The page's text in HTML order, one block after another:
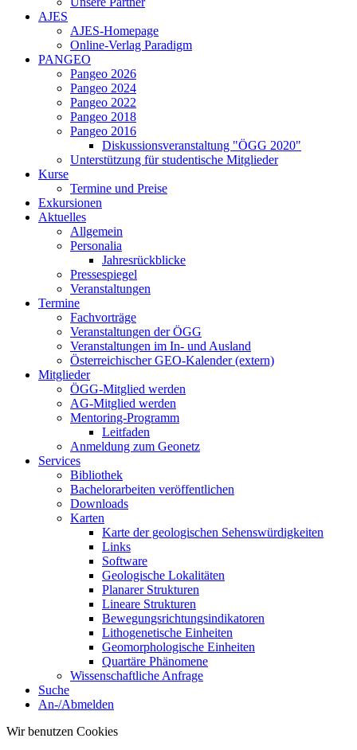
AJES
AJES-Homepage
Online-Verlag Paradigm
PANGEO
Pangeo 2026
Pangeo 2024
Pangeo 2022
Pangeo 2018
Pangeo 2016
Diskussionsveranstaltung "ÖGG 2020"
Unterstützung für studentische Mitglieder
Kurse
Termine und Preise
Exkursionen
Aktuelles
Allgemein
Personalia
Jahresrückblicke
Pressespiegel
Veranstaltungen
Termine
Fachvorträge
Veranstaltungen der ÖGG
Veranstaltungen im In- und Ausland
Österreichischer GEO-Kalender (extern)
Mitglieder
ÖGG-Mitglied werden
AG-Mitglied werden
Mentoring-Programm
Leitfaden
Anmeldung zum Geonetz
Services
Bibliothek
Bachelorarbeiten veröffentlichen
Downloads
Karten
Karte der geologischen Sehenswürdigkeiten
Links
Software
Geologische Lokalitäten
Planarer Strukturen
Lineare Strukturen
Bewegungsrichtungsindikatoren
Lithogenetische Einheiten
Geomorphologische Einheiten
Quartäre Phänomene
Wissenschaftliche Anfrage
Suche
An-/Abmelden
Wir benutzen Cookies